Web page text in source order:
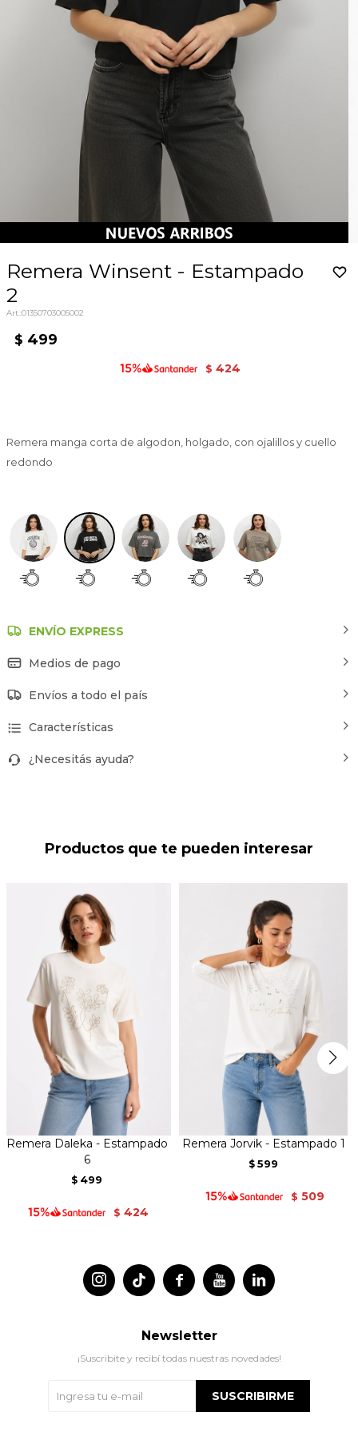
Remera Winsent - Estampado
2
01350703005002
$ 499
$ 424
Remera manga corta de algodon, holgado, con ojalillos y cuello
redondo
ENVÍO EXPRESS
Medios de pago
Envíos a todo el país
Características
¿Necesitás ayuda?
Productos que te pueden interesar
Remera Daleka - Estampado
6
$ 499
$ 424
Remera Jorvik - Estampado 1
$ 599
$ 509
 
 
Newsletter
¡Suscribite y recibí todas nuestras novedades!
SUSCRIBIRME